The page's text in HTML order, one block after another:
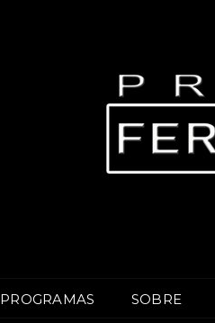
PROGRAMAS SOBRE